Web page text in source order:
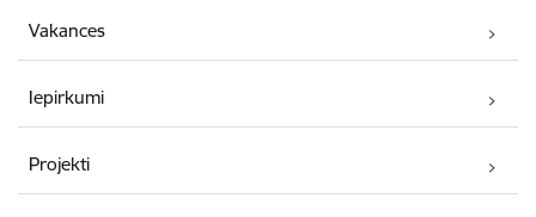
Vakances
Iepirkumi
Projekti